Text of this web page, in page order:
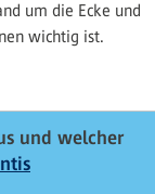
um die Ecke und
wichtig ist.
und welcher